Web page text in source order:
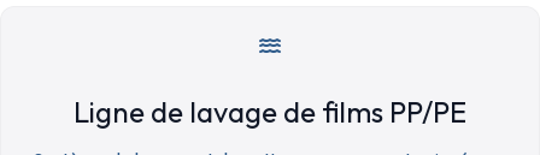
Ligne de lavage de films PP/PE